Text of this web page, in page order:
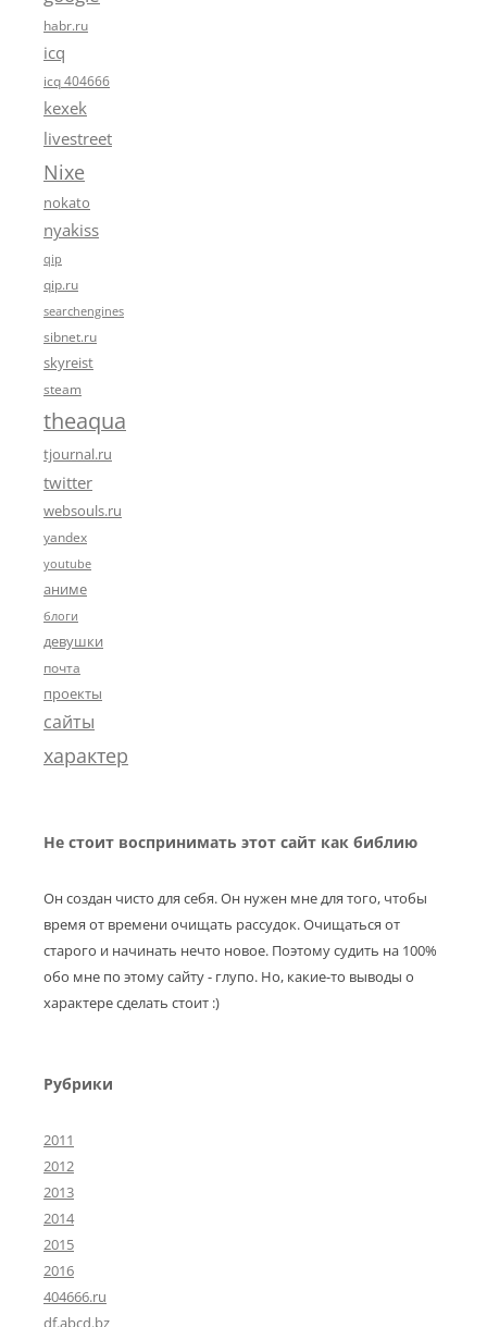
habr.ru
icq
icq 404666
kexek
livestreet
Nixe
nokato
nyakiss
qip
qip.ru
searchengines
sibnet.ru
skyreist
steam
theaqua
tjournal.ru
twitter
websouls.ru
yandex
youtube
аниме
блоги
девушки
почта
проекты
сайты
характер
Не стоит воспринимать этот сайт как библию
Он создан чисто для себя. Он нужен мне для того, чтобы
время от времени очищать рассудок. Очищаться от
старого и начинать нечто новое. Поэтому судить на 100%
обо мне по этому сайту - глупо. Но, какие-то выводы о
характере сделать стоит :)
Рубрики
2011
2012
2013
2014
2015
2016
404666.ru
df.abcd.bz